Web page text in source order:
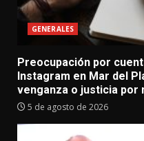
GENERALES
Preocupación por
Instagram en Mar del
venganza o justicia por
5 de agosto de 2026